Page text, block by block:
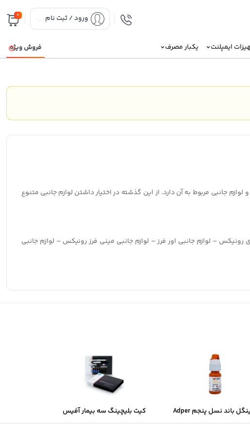
ورود / ثبت نام 0
ایمپلنت یکبار مصرف فروش ویژه
لوازم جانبی مربوط به آن دارد. از این گذشته در اختیار داشتن لوازم جانبی متنوع
رونیکس – لوازم جانبی اور فرز – لوازم جانبی مینی فرز رونیکس – لوازم جانبی
سینگل باند نسل پنجم Adper
Single Bond 3M (آمریکایی یا
کیت بلیچینگ سه بیمار آفیس
40% وایت اسمایل